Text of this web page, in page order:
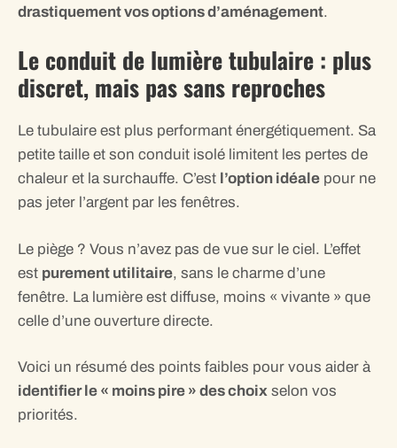
drastiquement vos options d’aménagement.
Le conduit de lumière tubulaire : plus
discret, mais pas sans reproches
Le tubulaire est plus performant énergétiquement. Sa
petite taille et son conduit isolé limitent les pertes de
chaleur et la surchauffe. C’est l’option idéale pour ne
pas jeter l’argent par les fenêtres.
Le piège ? Vous n’avez pas de vue sur le ciel. L’effet
est purement utilitaire, sans le charme d’une
fenêtre. La lumière est diffuse, moins « vivante » que
celle d’une ouverture directe.
Voici un résumé des points faibles pour vous aider à
identifier le « moins pire » des choix selon vos
priorités.